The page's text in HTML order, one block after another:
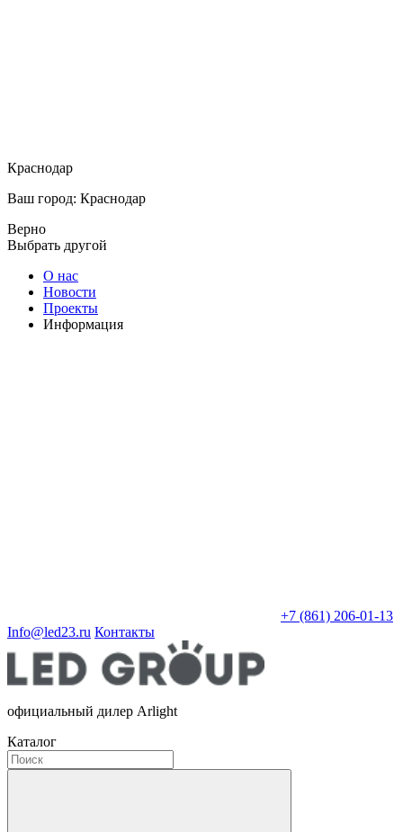
Краснодар
Ваш город: Краснодар
Верно
Выбрать другой
О нас
Новости
Проекты
Информация
+7 (861) 206-01-13
Info@led23.ru Контакты
официальный дилер Arlight
Каталог